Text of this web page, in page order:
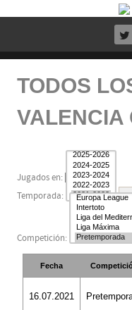
TODOS
VALENCIA
Temporada:
Jugados en:
Competición:
Fecha
16.07.2021